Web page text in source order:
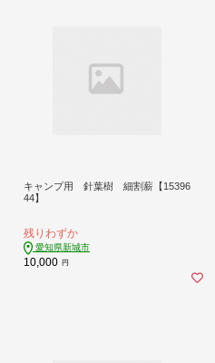
キャンプ用 針葉樹 細割薪【15396
44】
残りわずか
愛知県新城市
10,000 円